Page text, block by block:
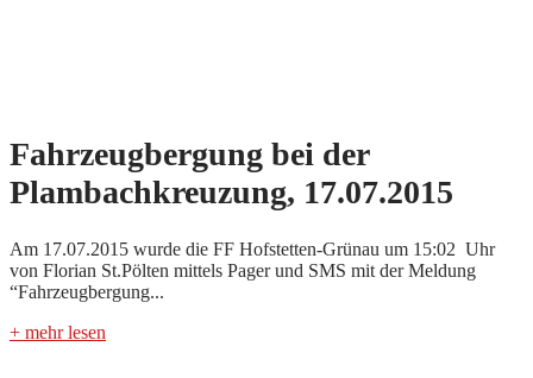
Fahrzeugbergung bei der
Plambachkreuzung, 17.07.2015
Am 17.07.2015 wurde die FF Hofstetten-Grünau um 15:02 Uhr
von Florian St.Pölten mittels Pager und SMS mit der Meldung
“Fahrzeugbergung...
+ mehr lesen